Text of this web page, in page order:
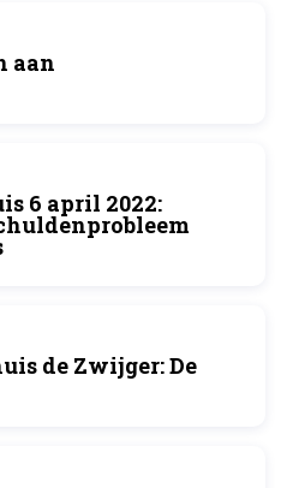
aan
6 april 2022:
de Zwijger: De